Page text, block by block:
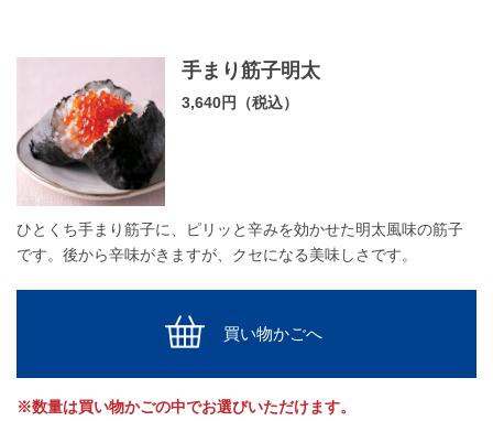
手まり筋子明太
3,640円（税込）
ひとくち手まり筋子に、ピリッと辛みを効かせた明太風味の筋子
です。後から辛味がきますが、クセになる美味しさです。
買い物かごへ
※数量は買い物かごの中でお選びいただけます。